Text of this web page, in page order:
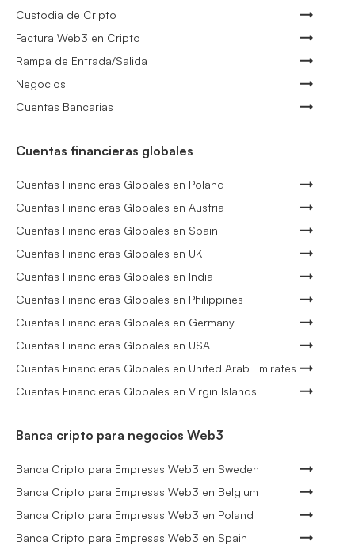
Custodia de Cripto
Factura Web3 en Cripto
Rampa de Entrada/Salida
Negocios
Cuentas Bancarias
Cuentas financieras globales
Cuentas Financieras Globales en Poland
Cuentas Financieras Globales en Austria
Cuentas Financieras Globales en Spain
Cuentas Financieras Globales en UK
Cuentas Financieras Globales en India
Cuentas Financieras Globales en Philippines
Cuentas Financieras Globales en Germany
Cuentas Financieras Globales en USA
Cuentas Financieras Globales en United Arab Emirates
Cuentas Financieras Globales en Virgin Islands
Banca cripto para negocios Web3
Banca Cripto para Empresas Web3 en Sweden
Banca Cripto para Empresas Web3 en Belgium
Banca Cripto para Empresas Web3 en Poland
Banca Cripto para Empresas Web3 en Spain